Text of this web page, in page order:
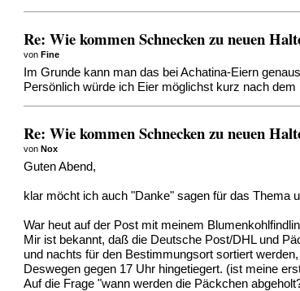
Re: Wie kommen Schnecken zu neuen
vonFine
Im Grunde kann man das bei Achatina-Eiern
Persönlich würde ich Eier möglichst kurz nach
Re: Wie kommen Schnecken zu neuen
vonNox
Guten Abend,
klar möcht ich auch "Danke" sagen für das Thema
War heut auf der Post mit meinem
Mir ist bekannt, daß die Deutsche Post/DHL und
und nachts für den Bestimmungsort sortiert
Deswegen gegen 17 Uhr hingetiegert. (ist meine
Auf die Frage "wann werden die Päckchen